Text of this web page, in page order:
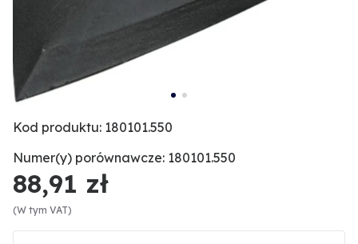
Kod produktu: 180101.550
Numer(y) porównawcze: 180101.550
88,91 zł
(W tym VAT)